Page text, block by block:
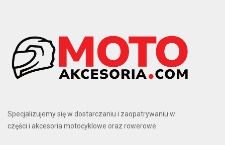
Specjalizujemy się w dostarczaniu i zaopatrywaniu w
części i akcesoria motocyklowe oraz rowerowe.